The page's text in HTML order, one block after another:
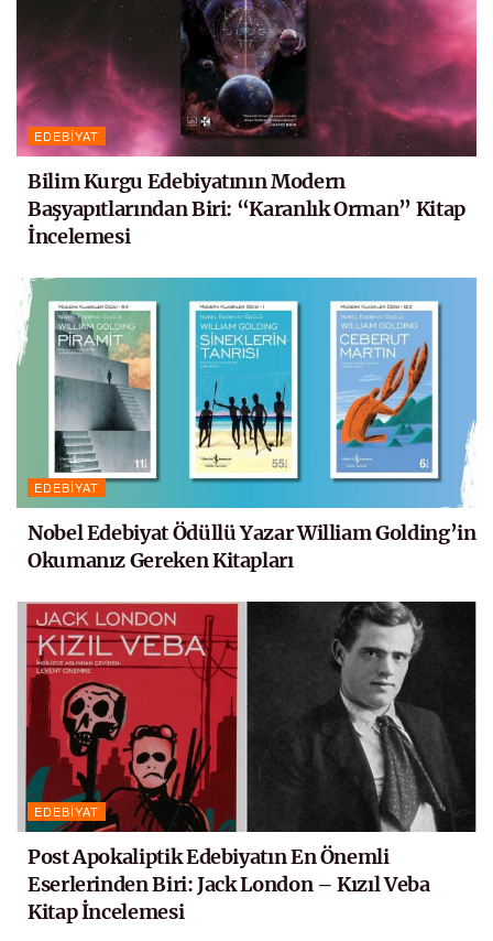
EDEBIYAT
Bilim Kurgu Edebiyatının Modern
Başyapıtlarından Biri: “Karanlık Orman” Kitap
İncelemesi
EDEBIYAT
Nobel Edebiyat Ödüllü Yazar William Golding’in
Okumanız Gereken Kitapları
EDEBIYAT
Post Apokaliptik Edebiyatın En Önemli
Eserlerinden Biri: Jack London – Kızıl Veba
Kitap İncelemesi